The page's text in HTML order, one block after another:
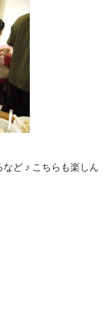
ど ♪ こちらも楽しん